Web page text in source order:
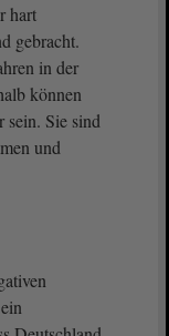
hart
gebracht.
in der
können
sein. Sie sind
und